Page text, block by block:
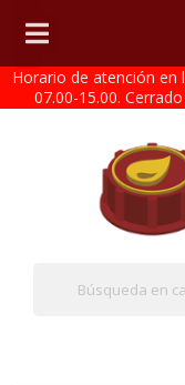
Horario de atención en
07.00-15.00.